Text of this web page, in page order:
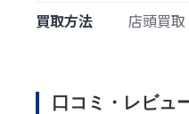
買取方法
店頭買
口コミ・レビュ